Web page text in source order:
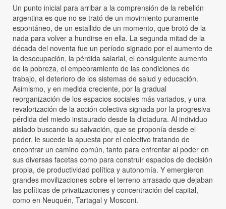
Un punto inicial para arribar a la comprensión de la rebelión
argentina es que no se trató de un movimiento puramente
espontáneo, de un estallido de un momento, que brotó de la
nada para volver a hundirse en ella. La segunda mitad de la
década del noventa fue un período signado por el aumento de
la desocupación, la pérdida salarial, el consiguiente aumento
de la pobreza, el empeoramiento de las condiciones de
trabajo, el deterioro de los sistemas de salud y educación.
Asimismo, y en medida creciente, por la gradual
reorganización de los espacios sociales más variados, y una
revalorización de la acción colectiva signada por la progresiva
pérdida del miedo instaurado desde la dictadura. Al individuo
aislado buscando su salvación, que se proponía desde el
poder, le sucede la apuesta por el colectivo tratando de
encontrar un camino común, tanto para enfrentar al poder en
sus diversas facetas como para construir espacios de decisión
propia, de productividad política y autonomía. Y emergieron
grandes movilizaciones sobre el terreno arrasado que dejaban
las políticas de privatizaciones y concentración del capital,
como en Neuquén, Tartagal y Mosconi.